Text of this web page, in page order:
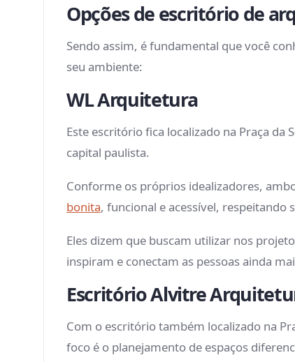
Opções de escritório de
Sendo assim, é fundamental que você
seu ambiente:
WL Arquitetura
Este escritório fica localizado na Praça
capital paulista.
Conforme os próprios idealizadores,
bonita, funcional e acessível, respeitando
Eles dizem que buscam utilizar nos
inspiram e conectam as pessoas ainda
Escritório Alvitre
Com o escritório também localizado na
foco é o planejamento de espaços